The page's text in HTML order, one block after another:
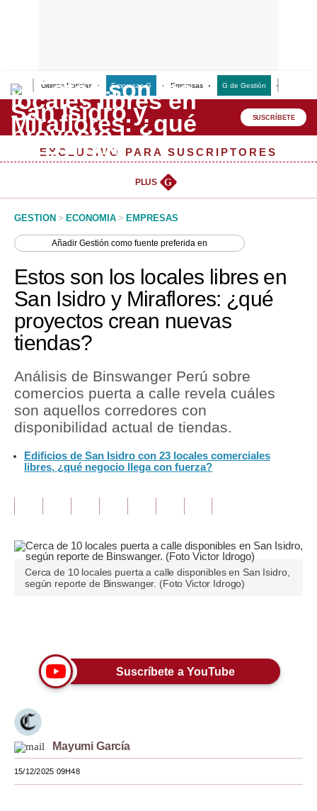
Últimas Noticias Empresas G Empresas G de Gestión
Lo último
Peru Quiosco
Management & Empleo
Perú
Política
Tu Dinero
Finanzas Personales
Inmobiliarias
Plus G
Opinión
Pregunta de hoy
Blogs
Tendencias
Moda
Estilos
Mundo
EEUU
México
SUSCRÍBETE
EXCLUSIVO PARA SUSCRIPTORES
PLUS G
GESTION > ECONOMIA > EMPRESAS
AñadirGestión como fuente preferida en
Estos son los locales libres en
San Isidro y Miraflores: ¿qué
proyectos crean nuevas
tiendas?
Análisis de Binswanger Perú sobre
comercios puerta a calle revela cuáles
son aquellos corredores con
disponibilidad actual de tiendas.
Edificios de San Isidro con 23 locales comerciales
libres, ¿qué negocio llega con fuerza?
Cerca de 10 locales puerta a calle disponibles en San Isidro,
según reporte de Binswanger. (Foto Victor Idrogo)
Suscríbete a YouTube
Mayumi García
15/12/2025 09H48